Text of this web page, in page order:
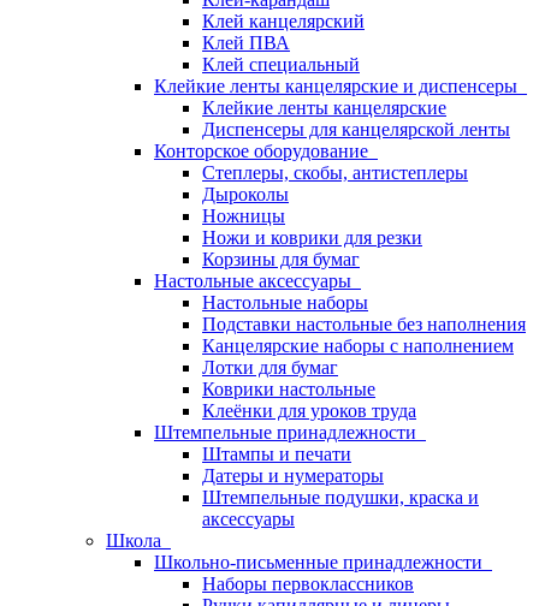
Клей канцелярский
Клей ПВА
Клей специальный
Клейкие ленты канцелярские и диспенсеры
Клейкие ленты канцелярские
Диспенсеры для канцелярской ленты
Конторское оборудование
Степлеры, скобы, антистеплеры
Дыроколы
Ножницы
Ножи и коврики для резки
Корзины для бумаг
Настольные аксессуары
Настольные наборы
Подставки настольные без наполнения
Канцелярские наборы с наполнением
Лотки для бумаг
Коврики настольные
Клеёнки для уроков труда
Штемпельные принадлежности
Штампы и печати
Датеры и нумераторы
Штемпельные подушки, краска и
аксессуары
Школа
Школьно-письменные принадлежности
Наборы первоклассников